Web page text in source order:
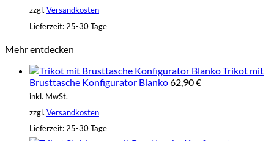
zzgl. Versandkosten
Lieferzeit: 25-30 Tage
Mehr entdecken
Trikot mit
Brusttasche Konfigurator Blanko62,90€
inkl. MwSt.
zzgl. Versandkosten
Lieferzeit:25-30 Tage